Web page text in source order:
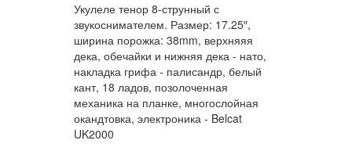
Укулеле тенор 8-струнный с
звукоснимателем. Размер: 17.25″,
ширина порожка: 38mm, верхняяя
дека, обечайки и нижняя дека - нато,
накладка грифа - палисандр, белый
кант, 18 ладов, позолоченная
механика на планке, многослойная
окандтовка, электроника - Belcat
UK2000